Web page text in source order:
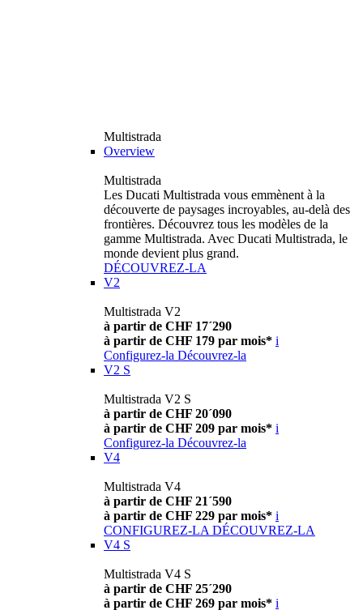
Multistrada
Overview
Multistrada
Les Ducati Multistrada vous emmènent à la
découverte de paysages incroyables, au-delà des
frontières. Découvrez tous les modèles de la
gamme Multistrada. Avec Ducati Multistrada, le
monde devient plus grand.
DÉCOUVREZ-LA
V2
Multistrada V2
à partir de CHF 17´290
à partir de CHF 179 par mois* i
Configurez-la Découvrez-la
V2 S
Multistrada V2 S
à partir de CHF 20´090
à partir de CHF 209 par mois* i
Configurez-la Découvrez-la
V4
Multistrada V4
à partir de CHF 21´590
à partir de CHF 229 par mois* i
CONFIGUREZ-LA DÉCOUVREZ-LA
V4 S
Multistrada V4 S
à partir de CHF 25´290
à partir de CHF 269 par mois* i